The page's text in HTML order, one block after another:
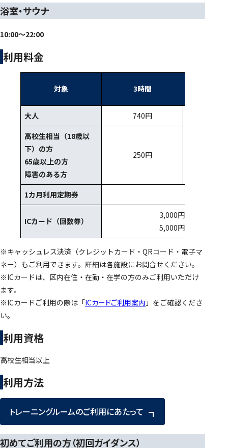
浴室・サウナ
10:00～22:00
利用料金
対象 3時間
大人 740円
高校生相当（18歳以
下）の方
65歳以上の方
障害のある方
250円
1カ月利用定期券
ICカード（回数券）
3,000円チャージ（
5,000円チャージ（
※キャッシュレス決済（クレジットカード・QRコード・電子マ
ネー）もご利用できます。詳細は各施設にお問合せください。
※ICカードは、区内在住・在勤・在学の方のみご利用いただけ
ます。
※ICカードご利用の際は「ICカードご利用案内 」をご確認くださ
い。
利用資格
高校生相当以上
利用方法
トレーニングルームのご利用にあたって
初めてご利用の方（初回ガイダンス）